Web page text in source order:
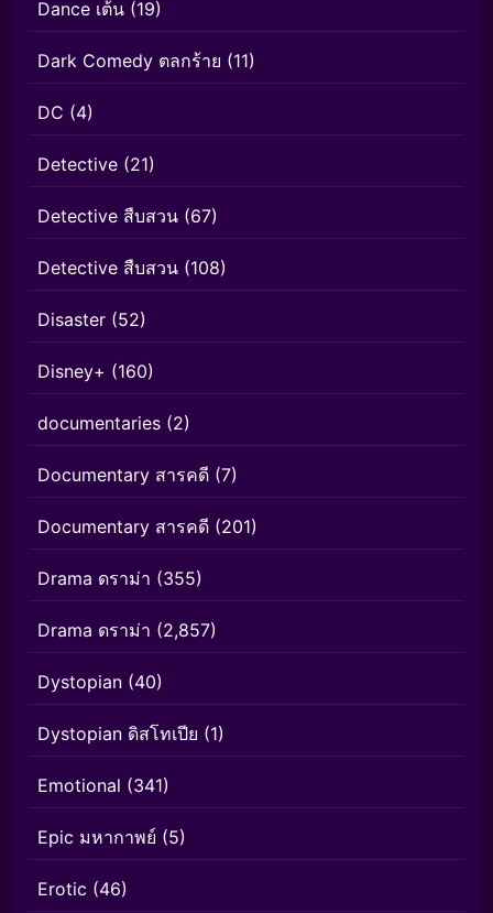
Dance เต้น (19)
Dark Comedy ตลกร้าย (11)
DC (4)
Detective (21)
Detective สืบสวน (67)
Detective สืบสวน (108)
Disaster (52)
Disney+ (160)
documentaries (2)
Documentary สารคดี (7)
Documentary สารคดี (201)
Drama ดราม่า (355)
Drama ดราม่า (2,857)
Dystopian (40)
Dystopian ดิสโทเปีย (1)
Emotional (341)
Epic มหากาพย์ (5)
Erotic (46)